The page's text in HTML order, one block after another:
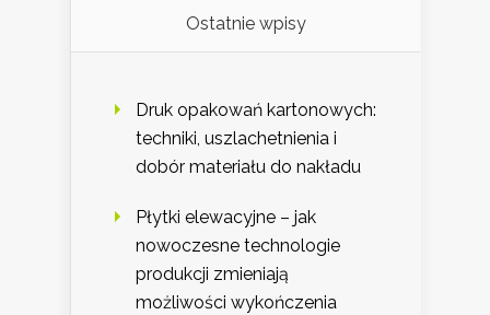
Ostatnie wpisy
Druk opakowań kartonowych:
techniki, uszlachetnienia i
dobór materiału do nakładu
Płytki elewacyjne – jak
nowoczesne technologie
produkcji zmieniają
możliwości wykończenia